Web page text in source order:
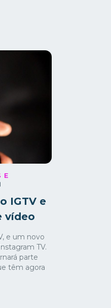
E
IGTV e
vídeo
e um novo
TV.
parte
têm agora